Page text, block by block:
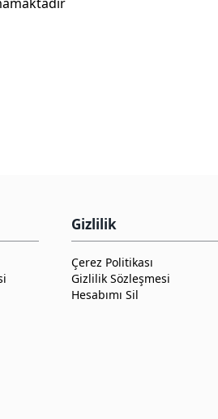
Gizlilik
Çerez Politikası
Gizlilik Sözleşmesi
Hesabımı Sil